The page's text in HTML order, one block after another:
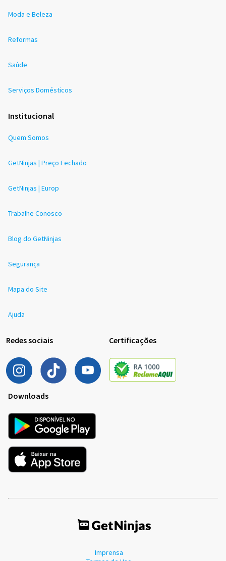
Moda e Beleza
Reformas
Saúde
Serviços Domésticos
Institucional
Quem Somos
GetNinjas | Preço Fechado
GetNinjas | Europ
Trabalhe Conosco
Blog do GetNinjas
Segurança
Mapa do Site
Ajuda
Redes sociais Certificações
Downloads
Imprensa